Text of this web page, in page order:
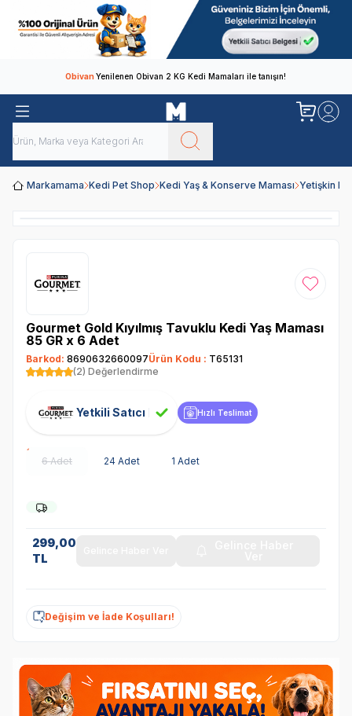
ObivanYenilenen Obivan 2 KG Kedi Mamaları ile tanışın!
Markamama Kedi Pet Shop Kedi Yaş & Konserve Maması Yetişkin
Favoriye
Gourmet Gold Kıyılmış Tavuklu Kedi Yaş Maması
85 GR x 6 Adet
Barkod: 8690632660097Ürün Kodu : T65131
(2) Değerlendirme
Yetkili Satıcı Hızlı Teslimat
6 Adet 24 Adet 1 Adet
299,00
TL
Değişim ve İade Koşulları!